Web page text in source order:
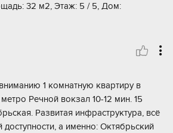
32 м2, Этаж: 5 / 5, Дом:
1 комнатную квартиру в
Речной вокзал 10-12 мин. 15
Развитая инфраструктура, всё
а именно: Октябрьский